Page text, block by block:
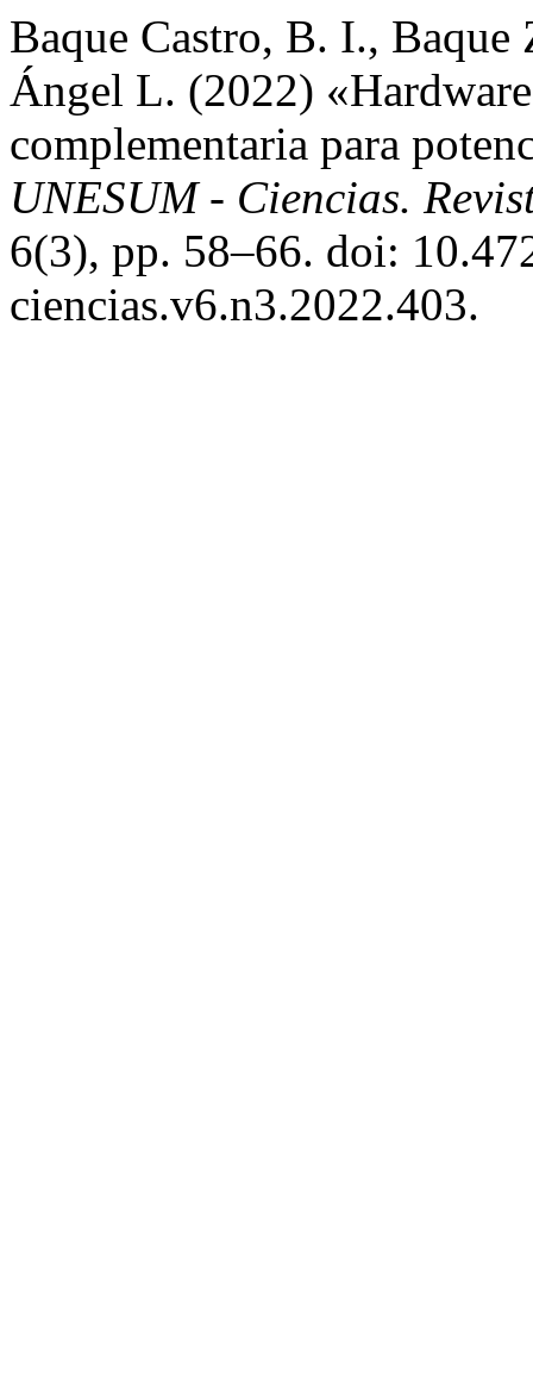
Baque Castro, B. I.,
Ángel L. (2022)
complementaria para
UNESUM - Ciencias.
6(3), pp. 58–66. doi:
ciencias.v6.n3.2022.403.